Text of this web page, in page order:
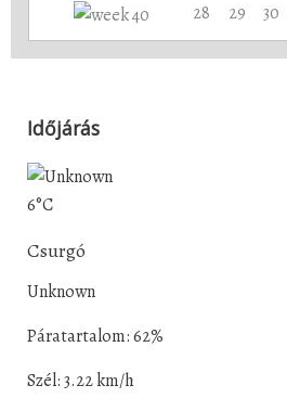
28
29 30
Időjárás
6°C
Csurgó
Unknown
Páratartalom: 62%
Szél: 3.22 km/h